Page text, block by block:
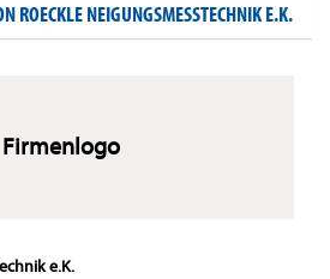
ROECKLE NEIGUNGSMESSTECHNIK E.K.
Firmenlogo
e.K.